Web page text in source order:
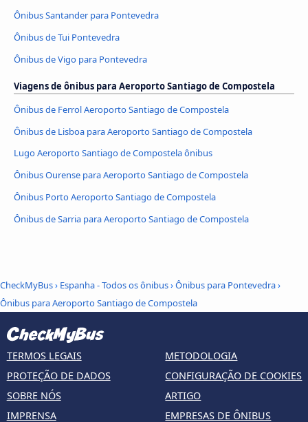
Ônibus Santander para Pontevedra
Ônibus de Tui Pontevedra
Ônibus de Vigo para Pontevedra
Viagens de ônibus para Aeroporto Santiago de Compostela
Ônibus de Ferrol Aeroporto Santiago de Compostela
Ônibus de Lisboa para Aeroporto Santiago de Compostela
Lugo Aeroporto Santiago de Compostela ônibus
Ônibus Ourense para Aeroporto Santiago de Compostela
Ônibus Porto Aeroporto Santiago de Compostela
Ônibus de Sarria para Aeroporto Santiago de Compostela
CheckMyBus› Espanha - Todos os ônibus›Ônibus para Pontevedra›
Ônibus para Aeroporto Santiago de Compostela
TERMOS LEGAIS
PROTEÇÃO DE DADOS
SOBRE NÓS
IMPRENSA
METODOLOGIA
CONFIGURAÇÃO DE COOKIES
ARTIGO
EMPRESAS DE ÔNIBUS